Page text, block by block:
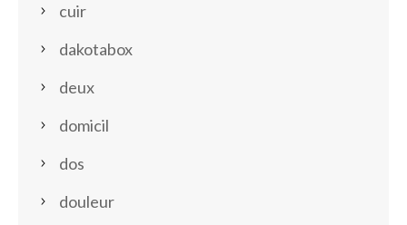
cuir
dakotabox
deux
domicil
dos
douleur